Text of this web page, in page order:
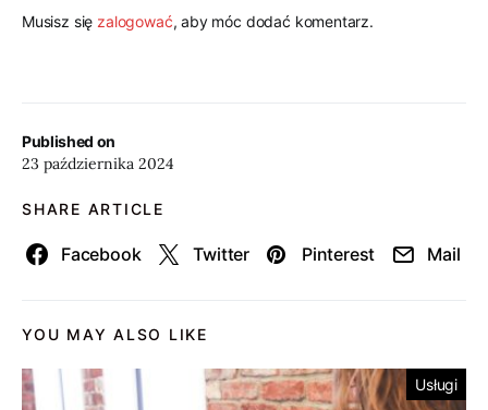
Published on
23 października 2024
SHARE ARTICLE
Facebook Twitter Pinterest Mail
Musisz się zalogować, aby móc dodać komentarz.
YOU MAY ALSO LIKE
Usługi